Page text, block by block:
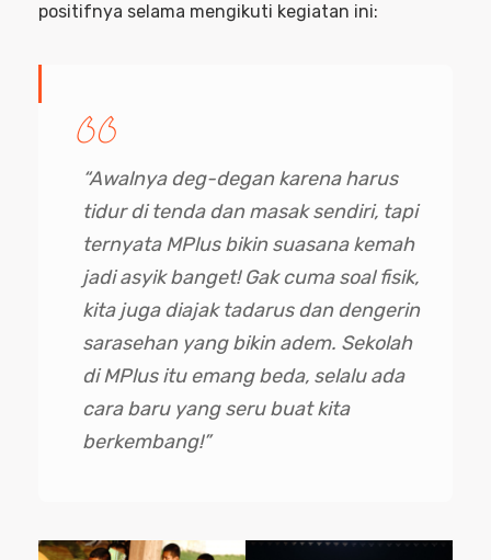
positifnya selama mengikuti kegiatan ini:
“Awalnya deg-degan karena harus
tidur di tenda dan masak sendiri, tapi
ternyata MPlus bikin suasana kemah
jadi asyik banget! Gak cuma soal fisik,
kita juga diajak tadarus dan dengerin
sarasehan yang bikin adem. Sekolah
di MPlus itu emang beda, selalu ada
cara baru yang seru buat kita
berkembang!”